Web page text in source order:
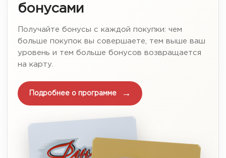
бонусами
Получайте бонусы с каждой покупки: чем
больше покупок вы совершаете, тем выше ваш
уровень и тем больше бонусов возвращается
на карту.
Подробнее о программе